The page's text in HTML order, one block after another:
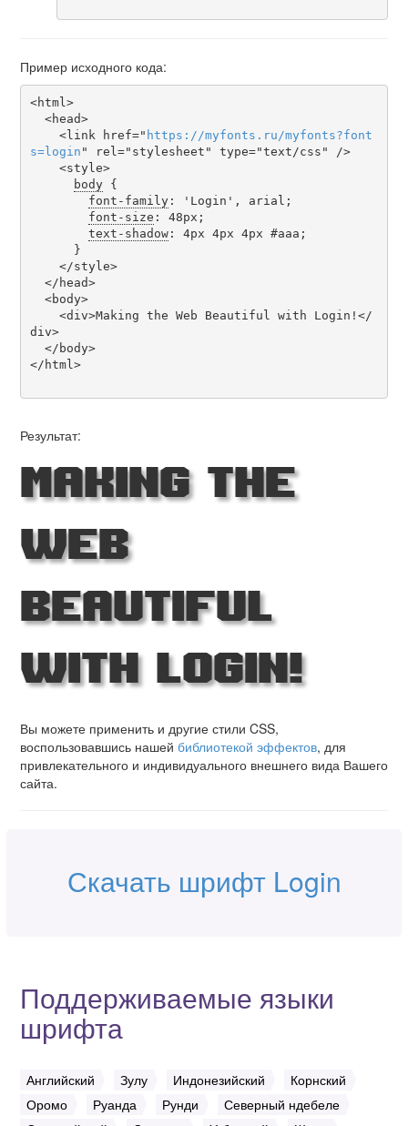
Пример исходного кода:
<html>
    <link href="
https ://myfonts . ru /myfonts?font
s=login " rel="stylesheet" type="text/css" />
body {
font-family: 'Login', arial;
font-size : 48px;
text-shadow: 4px 4px 4px #aaa;
div>
</html>
Результат:
Making the
Web
Beautiful
with Login!
Вы можете применить и другие стили CSS,
воспользовавшись нашей библиотекой эффектов, для
привлекательного и индивидуального внешнего вида Вашего
сайта.
Скачать шрифт Login
Поддерживаемые языки
шрифта
Английский Зулу Индонезийский
Корнский
Оромо
Руанда Рунди
Северный ндебеле